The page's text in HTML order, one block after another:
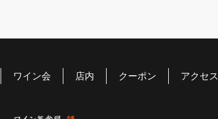
ワイン会 店内 クーポン アクセス